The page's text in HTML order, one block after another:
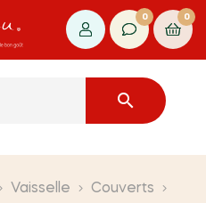
0 0

Vaisselle
Couverts